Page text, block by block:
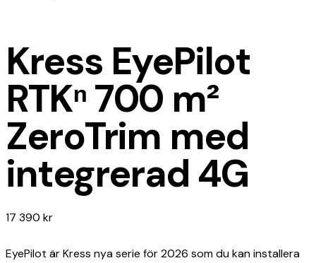
Kress EyePilot
RTKⁿ 700 m²
ZeroTrim med
integrerad 4G
17 390 kr
EyePilot är Kress nya serie för 2026 som du kan installera